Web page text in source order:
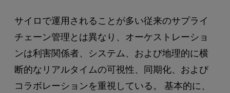
サイロで運用されることが多い従来のサプライ
チェーン管理とは異なり、オーケストレーショ
ンは利害関係者、システム、および地理的に横
断的なリアルタイムの可視性、同期化、および
コラボレーションを重視している。 基本的に、